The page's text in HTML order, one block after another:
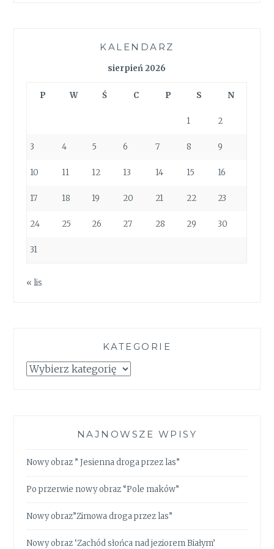
KALENDARZ
sierpień 2026
P W Ś C P S N
1 2
3 4 5 6 7 8 9
10 11 12 13 14 15 16
17 18 19 20 21 22 23
24 25 26 27 28 29 30
31
« lis
KATEGORIE
Kategorie
NAJNOWSZE WPISY
Nowy obraz ” Jesienna droga przez las”
Po przerwie nowy obraz “Pole maków”
Nowy obraz”Zimowa droga przez las”
Nowy obraz ‘Zachód słońca nad jeziorem Białym’